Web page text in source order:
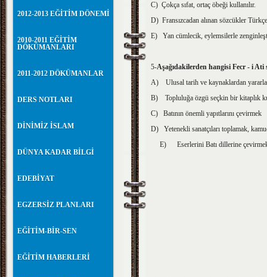
2012-2013 EĞİTİM DÖNEMİ
2010-2011 EĞİTİM
DÖKÜMANLARI
2011-2012 DÖKÜMANLAR
DERS NOTLARI
DİNİMİZ İSLAM
DÜNYA KADAR BİLGİ
EDEBİYAT
EGZERSİZ PLANLARI
EĞİTİM-BİR-SEN
EĞİTİM HABERLERİ
C) Çokça sıfat, ortaç öbeği kullanılır.
D) Fransızcadan alınan sözcükler
E) Yan cümlecik, eylemsilerle
5-Aşağıdakilerden hangisi Fecr - i Ati
A) Ulusal tarih ve kaynaklardan
B) Topluluğa özgü seçkin bir kitaplık
C) Batının önemli yapıtlarını çevirmek
D) Yetenekli sanatçıları toplamak,
E) Eserlerini Batı dillerine çevirmek,